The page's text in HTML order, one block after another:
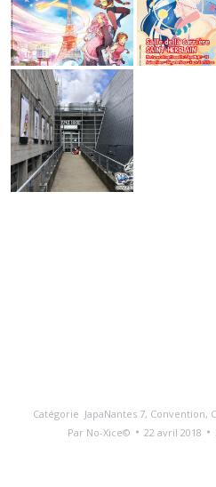
Catégorie JapaNantes 7, Convention,
Par No-Xice© 22 avril 2018